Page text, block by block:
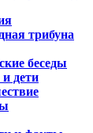
трибуна
беседы
дети